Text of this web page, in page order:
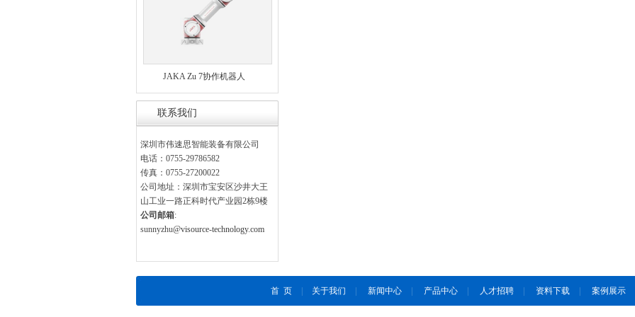
JAKA Zu 7协作机器人
联系我们
深圳市伟速思智能装备有限公司
电话：0755-29786582
传真：0755-27200022
公司地址：深圳市宝安区沙井大王
山工业一路正科时代产业园2栋9楼
公司邮箱:
sunnyzhu@visource-technology.com
首 页 | 关于我们 | 新闻中心 | 产品中心 | 人才招聘 | 资料下载 | 案例展示